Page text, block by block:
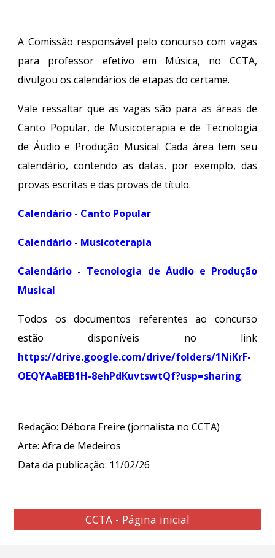
A Comissão responsável pelo concurso com vagas
para professor efetivo em Música, no CCTA,
divulgou os calendários de etapas do certame.
Vale ressaltar que as vagas são para as áreas de
Canto Popular, de Musicoterapia e de Tecnologia
de Áudio e Produção Musical. Cada área tem seu
calendário, contendo as datas, por exemplo, das
provas escritas e das provas de título.
Calendário - Canto Popular
Calendário - Musicoterapia
Calendário - Tecnologia de Áudio e Produção
Musical
Todos os documentos referentes ao concurso
estão disponíveis no link
https://drive.google.com/drive/folders/1NiKrF-
OEQYAaBEB1H-8ehPdKuvtswtQf?usp=sharing.
Redação: Débora Freire (jornalista no CCTA)
Arte:Afra de Medeiros
Data da publicação: 1 1/02/26
CCTA - Página inicial